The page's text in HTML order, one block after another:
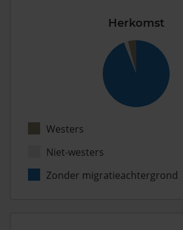
Herkomst
Westers
Niet-westers
Zonder migratieachtergrond